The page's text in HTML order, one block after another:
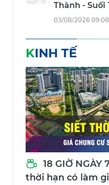
Thành - Suối
03/08/2026 09:08
KINH TẾ
18 GIỜ NGÀY
thời hạn có làm